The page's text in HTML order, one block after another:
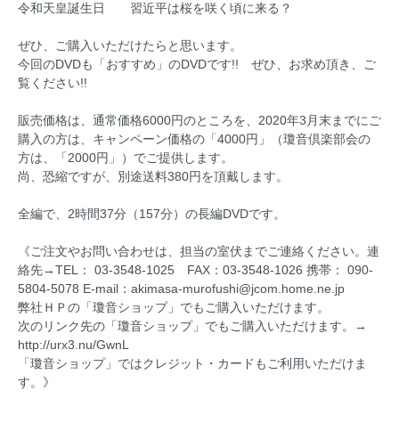
令和天皇誕生日 習近平は桜を咲く頃に来る？
ぜひ、ご購入いただけたらと思います。
今回のDVDも「おすすめ」のDVDです!! ぜひ、お求め頂き、ご
覧ください!!
販売価格は、通常価格6000円のところを、2020年3月末までにご
購入の方は、キャンペーン価格の「4000円」（瓊音倶楽部会の
方は、「2000円」）でご提供します。
尚、恐縮ですが、別途送料380円を頂戴します。
全編で、2時間37分（157分）の長編DVDです。
《ご注文やお問い合わせは、担当の室伏までご連絡ください。連
絡先→TEL： 03-3548-1025 FAX：03-3548-1026 携帯： 090-
5804-5078 E-mail：akimasa-murofushi@jcom.home.ne.jp
弊社ＨＰの「瓊音ショップ」でもご購入いただけます。
次のリンク先の「瓊音ショップ」でもご購入いただけます。→
http://urx3.nu/GwnL
「瓊音ショップ」ではクレジット・カードもご利用いただけま
す。》